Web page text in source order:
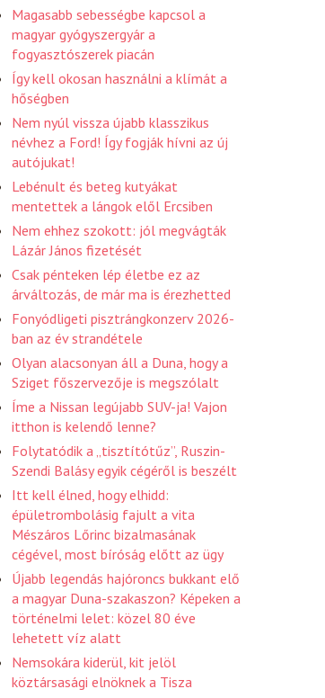
Magasabb sebességbe kapcsol a
magyar gyógyszergyár a
fogyasztószerek piacán
Így kell okosan használni a klímát a
hőségben
Nem nyúl vissza újabb klasszikus
névhez a Ford! Így fogják hívni az új
autójukat!
Lebénult és beteg kutyákat
mentettek a lángok elől Ercsiben
Nem ehhez szokott: jól megvágták
Lázár János fizetését
Csak pénteken lép életbe ez az
árváltozás, de már ma is érezhetted
Fonyódligeti pisztrángkonzerv 2026-
ban az év strandétele
Olyan alacsonyan áll a Duna, hogy a
Sziget főszervezője is megszólalt
Íme a Nissan legújabb SUV-ja! Vajon
itthon is kelendő lenne?
Folytatódik a „tisztítótűz”, Ruszin-
Szendi Balásy egyik cégéről is beszélt
Itt kell élned, hogy elhidd:
épületrombolásig fajult a vita
Mészáros Lőrinc bizalmasának
cégével, most bíróság előtt az ügy
Újabb legendás hajóroncs bukkant elő
a magyar Duna-szakaszon? Képeken a
történelmi lelet: közel 80 éve
lehetett víz alatt
Nemsokára kiderül, kit jelöl
köztársasági elnöknek a Tisza